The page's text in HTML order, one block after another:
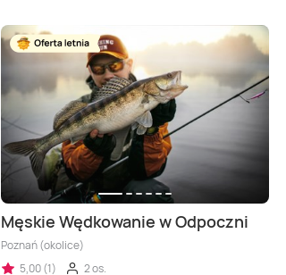
Męskie Wędkowanie w Odpoczni
Poznań (okolice)
5,00 (1)
2 os.